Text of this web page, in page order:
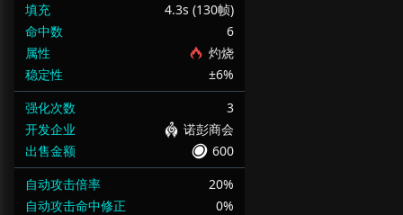
填充
4.3s (130帧)
命中数
6
属性
灼烧
稳定性
±6%
强化次数
3
开发企业
诺彭商会
出售金额
600
自动攻击倍率
20%
自动攻击命中修正
0%